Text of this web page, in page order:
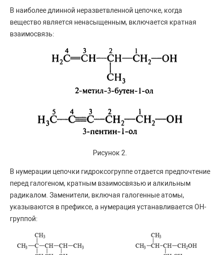
В наиболее длинной неразветвленной цепочке, когда
вещество является ненасыщенным, включается кратная
взаимосвязь:
Рисунок 2.
В нумерации цепочки гидроксогруппе отдается предпочтение
перед галогеном, кратным взаимосвязью и алкильным
радикалом. Заменители, включая галогенные атомы,
указываются в префиксе, а нумерация устанавливается OH-
группой: